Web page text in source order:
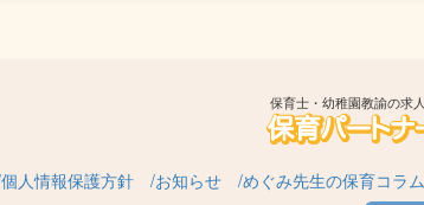
保育士・幼稚園教諭の求
個人情報保護方針 お知らせ めぐみ先生の保育コラム